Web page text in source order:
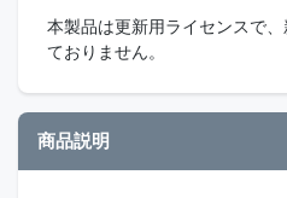
本製品は更新用ライセンスで
ておりません。
商品説明